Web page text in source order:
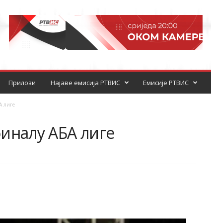
Прилози Најаве емисија РТВИС Емисије РТВИС
лиге
АБА лиге